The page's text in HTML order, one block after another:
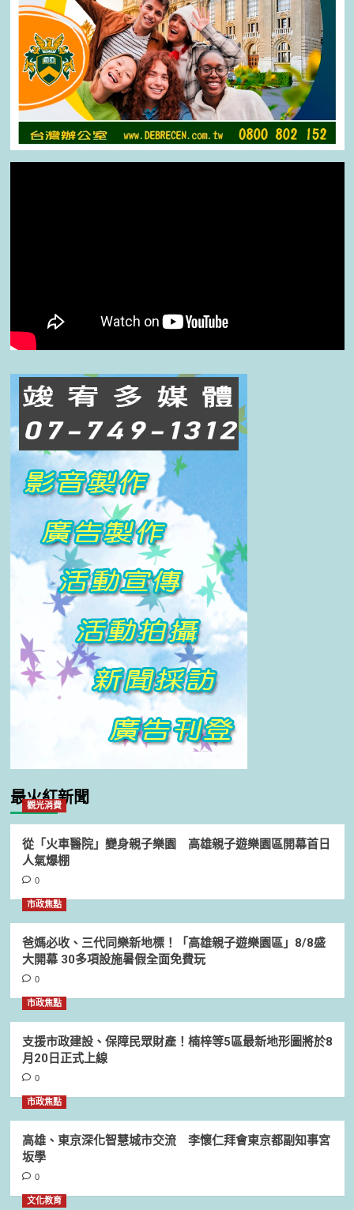
最火紅新聞
觀光消費
從「火車醫院」變身親子樂園 高雄親子遊樂園區開幕首日
人氣爆棚
0
市政焦點
爸媽必收、三代同樂新地標！「高雄親子遊樂園區」8/8盛
大開幕 30多項設施暑假全面免費玩
0
市政焦點
支援市政建設、保障民眾財產！楠梓等5區最新地形圖將於8
月20日正式上線
0
市政焦點
高雄、東京深化智慧城市交流 李懷仁拜會東京都副知事宮
坂學
0
文化教育